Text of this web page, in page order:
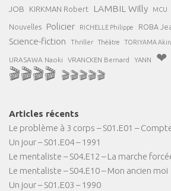
JOB KIRKMAN Robert LAMBIL Willy MCU
Nouvelles Policier RICHELLE Philippe ROBA
Science-fiction Thriller Théâtre TORIYAMA
URASAWA Naoki VRANCKEN Bernard YANN ❤
🎬🎬🎬🎬 🎬🎬🎬🎬🎬
Articles récents
Le problème à 3 corps – S01.E01 –
Un jour – S01.E04 – 1991
Le mentaliste – S04.E12 – La marche
Le mentaliste – S04.E10 – Mon ancien moi
Un jour – S01.E03 – 1990